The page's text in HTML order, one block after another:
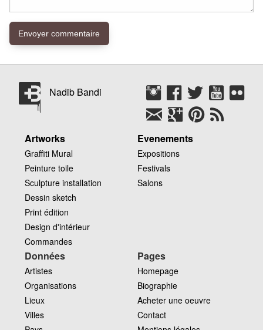
Nadib Bandi
Artworks
Graffiti Mural
Peinture toile
Sculpture installation
Dessin sketch
Print édition
Design d'intérieur
Commandes
Evenements
Expositions
Festivals
Salons
Données
Artistes
Organisations
Lieux
Villes
Pages
Homepage
Biographie
Acheter une oeuvre
Contact